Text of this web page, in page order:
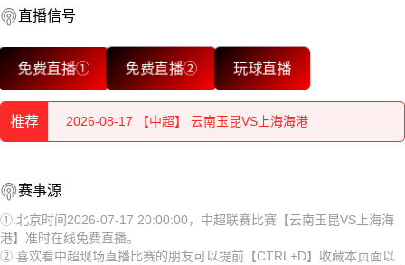
直播信号
免费直播① 免费直播② 玩球直播
推荐
2026-08-17 【中超】 云南玉昆VS上海海港
2026-08-17 【中超】 云南玉昆VS上海海港
2026-08-17 【中超】 云南玉昆VS上海海港
2026-08-17 【中超】 云南玉昆VS上海海港
2026-08-17 【中超】 云南玉昆VS上海海港
赛事源
①.北京时间2026-07-17 20:00:00，中超联赛比赛【云南玉昆VS上海海
港】准时在线免费直播。
②.喜欢看中超现场直播比赛的朋友可以提前【CTRL+D】收藏本页面以